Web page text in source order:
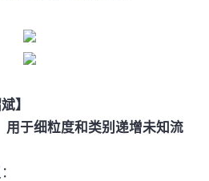
】
于细粒度和类别递增未知流